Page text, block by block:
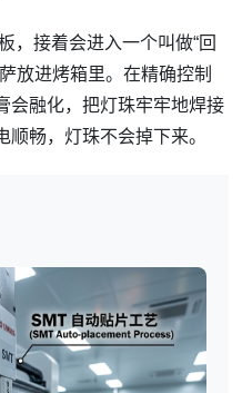
，接着会进入一个叫做“回
放进烤箱里。在精确控制
会融化，把灯珠牢牢地焊接
畅，灯珠不会掉下来。